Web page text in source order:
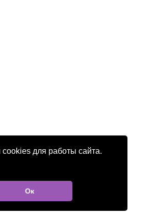
для работы сайта.
Ок